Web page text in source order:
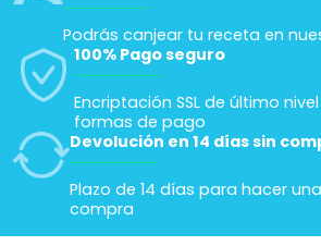
Podrás canjear tu receta en
100% Pago seguro
Encriptación SSL de último
formas de pago
Devolución en 14 días sin
Plazo de 14 días para hacer
compra